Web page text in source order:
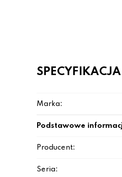
Marka:
Podstawowe
Producent:
Seria: